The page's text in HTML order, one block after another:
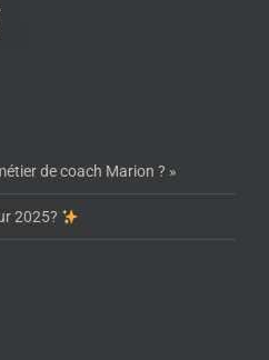
de coach Marion ? »
2025?